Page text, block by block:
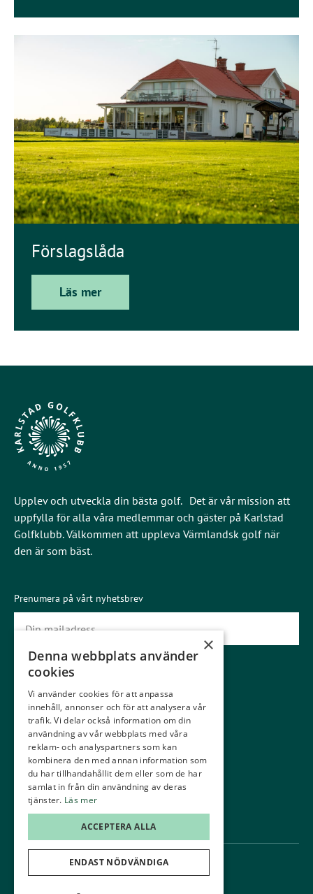
Förslagslåda
Läs mer
Upplev och utveckla din bästa golf. Det är vår mission att
uppfylla för alla våra medlemmar och gäster på Karlstad
Golfklubb. Välkommen att uppleva Värmlandsk golf när
den är som bäst.
Gäster
Gästinfo
Våra banor
Ställplatser
Greenfee
Konferens
Medlemmar
Boka starttid
Kommittéer
Träna
Junior
Kontakt
Prenumera på vårt nyhetsbrev
Prenumerera
Administration GDPR
×
Denna webbplats använder
cookies
Vi använder cookies för att anpassa
innehåll, annonser och för att analysera vår
trafik. Vi delar också information om din
användning av vår webbplats med våra
reklam- och analyspartners som kan
kombinera den med annan information som
du har tillhandahållit dem eller som de har
samlat in från din användning av deras
tjänster. Läs mer
ACCEPTERA ALLA
ENDAST NÖDVÄNDIGA